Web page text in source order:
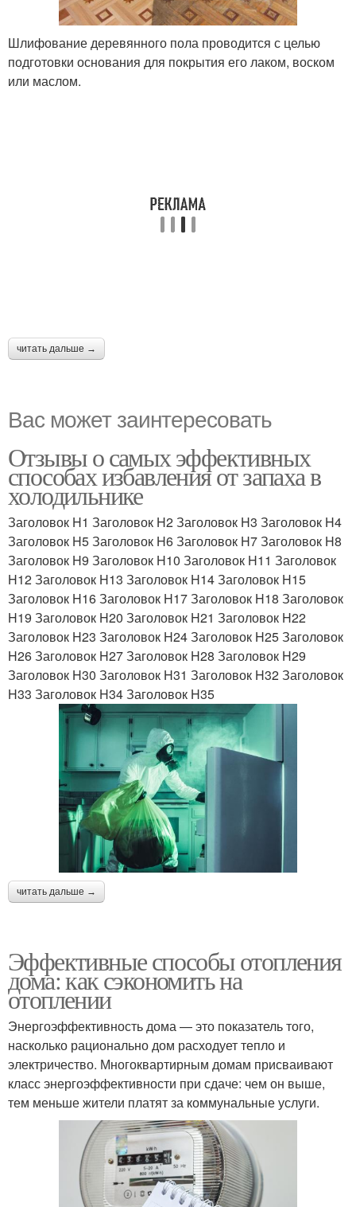
Шлифование деревянного пола проводится с целью
подготовки основания для покрытия его лаком, воском
или маслом.
читать дальше →
Вас может заинтересовать
Отзывы о самых эффективных
способах избавления от запаха в
холодильнике
Заголовок H1 Заголовок H2 Заголовок H3 Заголовок H4
Заголовок H5 Заголовок H6 Заголовок H7 Заголовок H8
Заголовок H9 Заголовок H10 Заголовок H11 Заголовок
H12 Заголовок H13 Заголовок H14 Заголовок H15
Заголовок H16 Заголовок H17 Заголовок H18 Заголовок
H19 Заголовок H20 Заголовок H21 Заголовок H22
Заголовок H23 Заголовок H24 Заголовок H25 Заголовок
H26 Заголовок H27 Заголовок H28 Заголовок H29
Заголовок H30 Заголовок H31 Заголовок H32 Заголовок
H33 Заголовок H34 Заголовок H35
читать дальше →
Эффективные способы отопления
дома: как сэкономить на
отоплении
Энергоэффективность дома — это показатель того,
насколько рационально дом расходует тепло и
электричество. Многоквартирным домам присваивают
класс энергоэффективности при сдаче: чем он выше,
тем меньше жители платят за коммунальные услуги.